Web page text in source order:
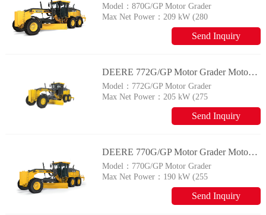
Model：870G/GP Motor Grader
Max Net Power：209 kW (280
Send Inquiry
DEERE 772G/GP Motor Grader Motor Graders
Model： 772G/GP Motor Grader
Max Net Power：205 kW (275
Send Inquiry
DEERE 770G/GP Motor Grader Motor Graders
Model： 770G/GP Motor Grader
Max Net Power： 190 kW (255
Send Inquiry